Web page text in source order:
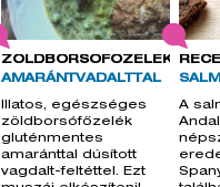
ZÖLDBORSÓFŐZELÉK
AMARÁNTVADALTTAL
Illatos, egészséges
zöldborsófőzelék
gluténmentes
amaránttal dúsított
vagdalt-feltéttel. Ezt
A